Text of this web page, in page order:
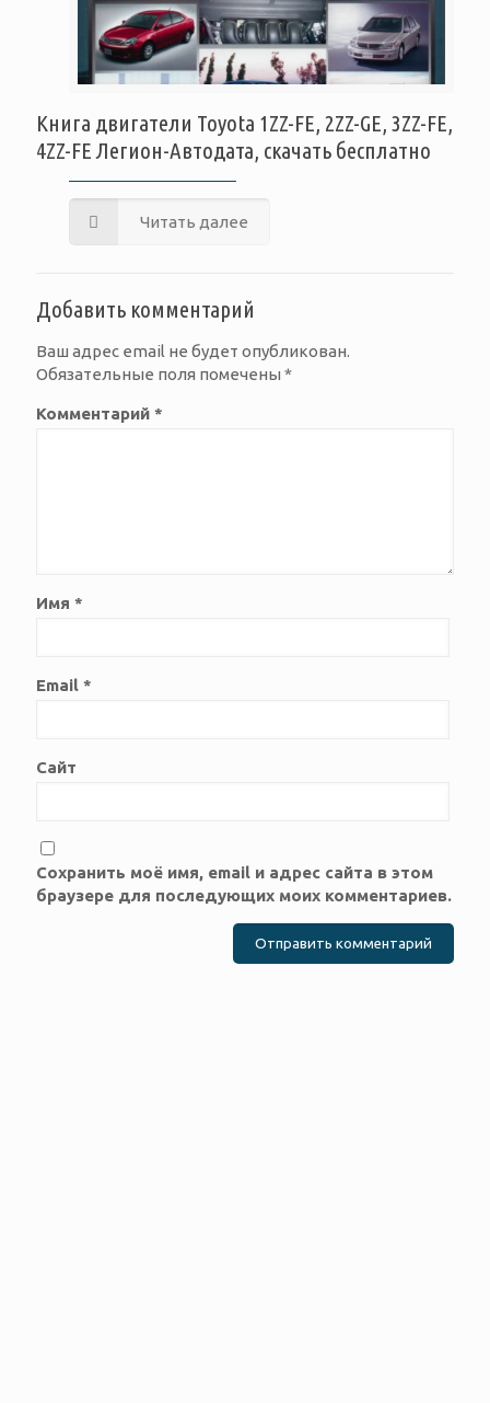
Книга двигатели Toyota 1ZZ-FE, 2ZZ-GE, 3ZZ-FE,
4ZZ-FE Легион-Автодата, скачать бесплатно
Читать далее
Добавить комментарий
Ваш адрес email не будет опубликован.
Обязательные поля помечены *
Комментарий *
Имя *
Email *
Сайт
Сохранить моё имя, email и адрес сайта в этом
браузере для последующих моих комментариев.